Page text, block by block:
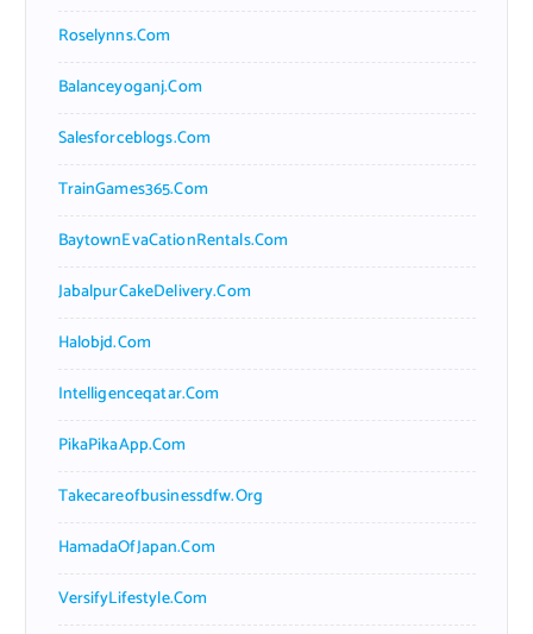
Roselynns.com
Balanceyoganj.com
Salesforceblogs.com
TrainGames365.com
BaytownEvaCationRentals.com
JabalpurCakeDelivery.com
Halobjd.com
Intelligenceqatar.com
PikaPikaApp.com
Takecareofbusinessdfw.org
HamadaOfJapan.com
VersifyLifestyle.com